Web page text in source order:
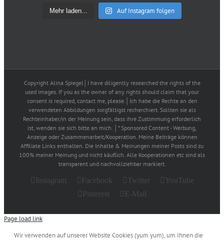
Mehr laden... Auf Instagram folgen
Copyright Alina Spiegel│I have diligently researched the rights of the
used images. If you as the owner of any rights should claim that your
consent is required, contact me, please.│Ich habe die Rechte an den
verwendeten Abbildungen sorgfältigst recherchiert. Sollten sie als
Rechteinhaber/in der Meinung sein, dass ihre Zustimmung erforderlich
ist, wenden sie sich bitte an mich. │* Sponsored Content - Werbung,
Anzeige oder Zusammenarbeit/Kooperation. Meine Beiträge können
Affiliate Links enthalten. Die Inhalte & Meinungen meiner Posts sind zu
100% meiner Meinung und nicht käuflich. Alle Kooperationen etc sind als
transparent und nachvollziehbar markiert.
Instagram Facebook Twitter
YouTube
Pinterest
E-Mail
Page load link
Wir verwenden auf unserer Website Cookies (yum yum), um Ihnen die